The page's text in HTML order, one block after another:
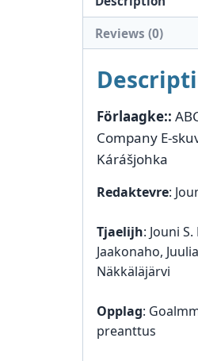
Reviews (0)
Förlaagke::
Company E-
Kárášjohka
Redaktevre:
Tjaelijh: Jouni
Jaakonaho,
Näkkäläjärvi
Opplag:
preanttus